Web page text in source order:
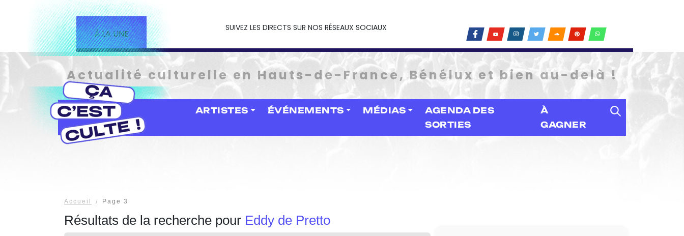
À LA UNE
SUIVEZ LES DIRECTS SUR NOS RÉSEAUX SOCIAUX
Actualité culturelle en Hauts-de-France, Bénélux et bien au-delà !
ARTISTES ÉVÉNEMENTS MÉDIAS
AGENDA DES
SORTIES
À
GAGNER
Accueil Page 3
Résultats de la recherche pour Eddy de Pretto